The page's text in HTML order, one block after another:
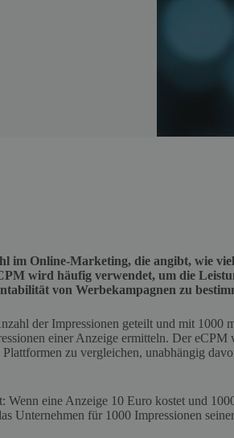
im Online-Marketing, die angibt, wie
wird häufig verwendet, um die
von Werbekampagnen zu
der Impressionen geteilt und mit 1000
einer Anzeige ermitteln. Der eCPM
zu vergleichen, unabhängig
Wenn eine Anzeige 10 Euro kostet und
Unternehmen für 1000 Impressionen